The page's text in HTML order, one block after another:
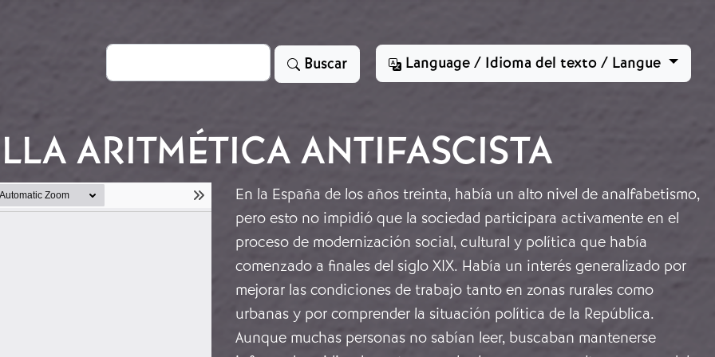
Search Buscar Language / Idioma del texto / Langue
ARITMÉTICA ANTIFASCISTA
En la España de los años treinta, había un alto nivel de analfabetismo,
pero esto no impidió que la sociedad participara activamente en el
proceso de modernización social, cultural y política que había
comenzado a finales del siglo XIX. Había un interés generalizado por
mejorar las condiciones de trabajo tanto en zonas rurales como
urbanas y por comprender la situación política de la República.
Aunque muchas personas no sabían leer, buscaban mantenerse